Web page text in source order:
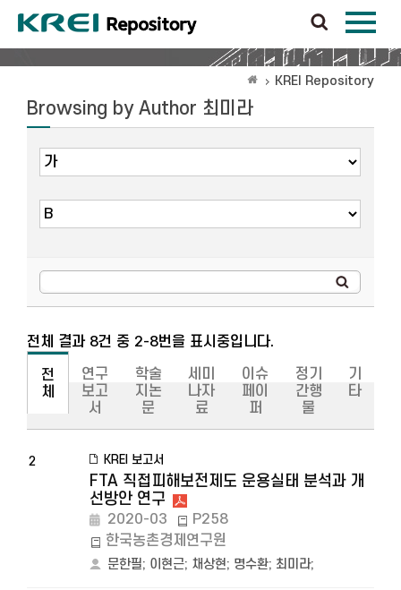
KREI Repository
Browsing by Author 최미라
전체 결과 8건 중 2-8번을 표시중입니다.
전
체
연구
보고
서
학술
지논
문
세미
나자
료
이슈
페이
퍼
정기
간행
물
기
타
2 KREI 보고서
FTA 직접피해보전제도 운용실태 분석과 개
선방안 연구
2020-03
P258
한국농촌경제연구원
문한필; 이현근; 채상현; 명수환; 최미라;